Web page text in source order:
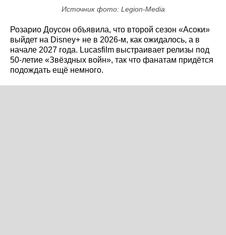
Источник фото: Legion-Media
Розарио Доусон объявила, что второй сезон «Асоки»
выйдет на Disney+ не в 2026-м, как ожидалось, а в
начале 2027 года. Lucasfilm выстраивает релизы под
50-летие «Звёздных войн», так что фанатам придётся
подождать ещё немного.